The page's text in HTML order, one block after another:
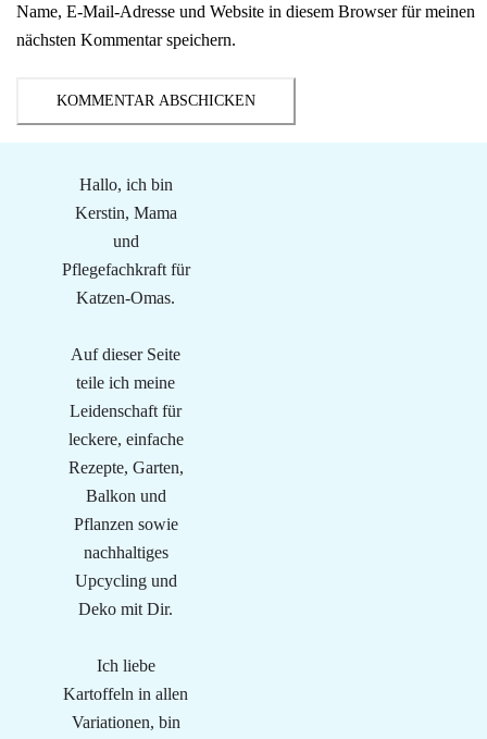
Name, E-Mail-Adresse und Website in diesem Browser für meinen
nächsten Kommentar speichern.
Hallo, ich bin
Kerstin, Mama
und
Pflegefachkraft für
Katzen-Omas.
Auf dieser Seite
teile ich meine
Leidenschaft für
leckere, einfache
Rezepte, Garten,
Balkon und
Pflanzen sowie
nachhaltiges
Upcycling und
Deko mit Dir.
Ich liebe
Kartoffeln in allen
Variationen, bin